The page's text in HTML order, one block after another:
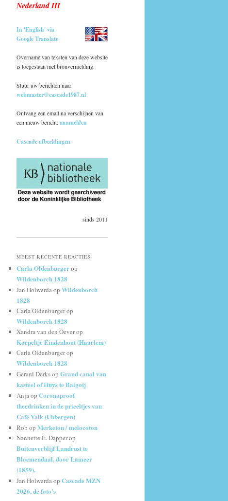
Nederland III
In 'English' via
Google Translate
Overname van teksten van deze website
is toegestaan met bronvermelding.
Stuur uw berichten naar
webmaster@cascade1987.nl
Ontvang een email na verschijnen van
een nieuw bericht:aanmelden
Cascade afbeeldingen
sinds 2011
MEEST RECENTE REACTIES
Carla Oldenburgerop
Wildenborch 1828
Jan Holwerdaop Wildenborch
1828
Carla Oldenburgerop
Wildenborch 1828
Xandra van den Oeverop
Koepeltje Eindenhout (Haarlem)
Carla Oldenburgerop
Wildenborch 1828
Gerard Derksop Grand canal van
kasteel of Huys te Balgoij
Anjaop Coronaproof
theedrinken in de prieeltjes van
Café Valk (Ubbergen)
Rob op Merketon / melocoton
Nannette E. Dapperop
Buitenverblijf Landrust te
Bloemendaal, door Lameer
(1859).
Jan Holwerdaop Cascade MZN
2026, de foto’s